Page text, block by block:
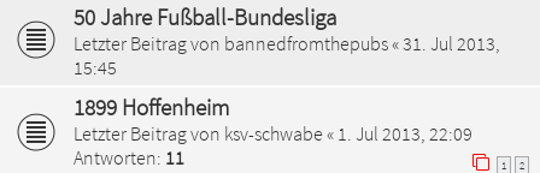
50 Jahre Fußball-Bundesliga
Letzter Beitrag von bannedfromthepubs«31. Jul 2013,
15:45
1899 Hoffenheim
Letzter Beitrag von ksv-schwabe « 1. Jul 2013, 22:09
Antworten: 11 1 2